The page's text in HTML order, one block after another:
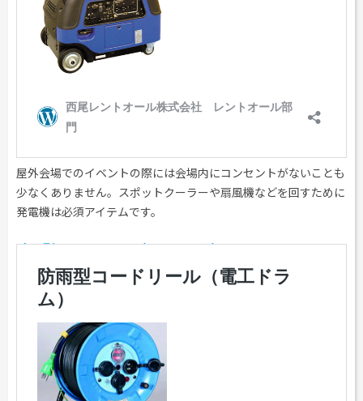
屋外会場でのイベントの際には会場内にコンセントがないことも
少なくありません。スポットクーラーや扇風機などを回すために
発電機は必須アイテムです。
防雨型コードリール（電工ドラム）